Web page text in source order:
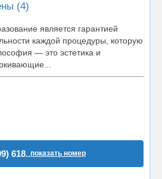
(4)
является гарантией
каждой процедуры, которую
— это эстетика и
618..показать номер